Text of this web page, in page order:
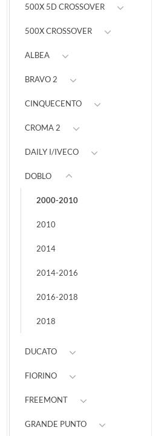
500X 5D CROSSOVER
500X CROSSOVER
ALBEA
BRAVO 2
CINQUECENTO
CROMA 2
DAILY I/IVECO
DOBLO
2000-2010
2010
2014
2014-2016
2016-2018
2018
DUCATO
FIORINO
FREEMONT
GRANDE PUNTO